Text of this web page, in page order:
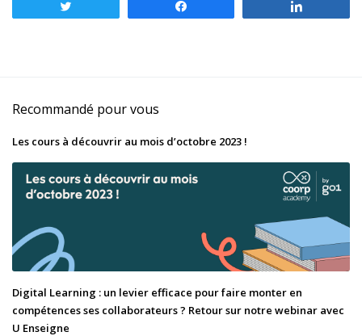
Recommandé pour vous
Les cours à découvrir au mois d’octobre 2023 !
Digital Learning : un levier efficace pour faire monter en
compétences ses collaborateurs ? Retour sur notre webinar avec
U Enseigne